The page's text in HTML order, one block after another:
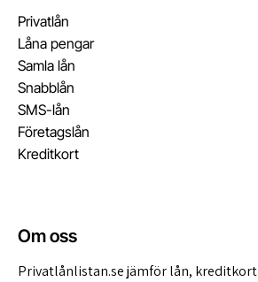
Privatlån
Låna pengar
Samla lån
Snabblån
SMS-lån
Företagslån
Kreditkort
Om oss
Privatlånlistan.se jämför lån, kreditkort